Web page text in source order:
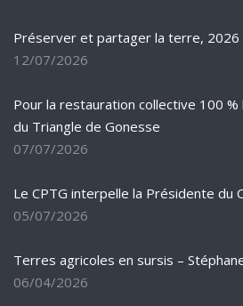
Préserver et partager la terre, 2026
12/07/2026
Pour la restauration collective 100 %
du Triangle de Gonesse
07/07/2026
Le CPTG interpelle la Présidente du
05/07/2026
Terres agricoles en sursis –
06/04/2026